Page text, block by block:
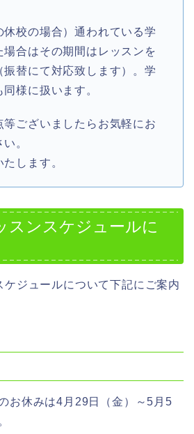
校の場合）通われている学
合はその期間はレッスンを
振替にて対応致します）。学
様に扱います。
等ございましたらお気軽にお
。
します。
スンスケジュールに
ジュールについて下記にご案内
お休みは4月29日（金）～5月5